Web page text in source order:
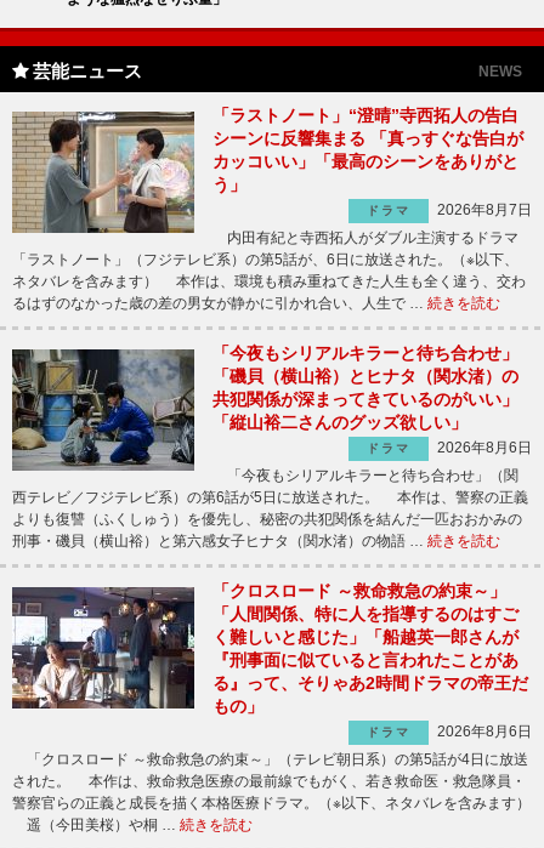
芸能ニュース NEWS
「ラストノート」“澄晴”寺西拓人の告白
シーンに反響集まる 「真っすぐな告白が
カッコいい」「最高のシーンをありがと
う」
ドラマ
2026年8月7日
内田有紀と寺西拓人がダブル主演するドラマ
「ラストノート」（フジテレビ系）の第5話が、6日に放送された。（※以下、
ネタバレを含みます） 本作は、環境も積み重ねてきた人生も全く違う、交わ
るはずのなかった歳の差の男女が静かに引かれ合い、人生で … 続きを読む
「今夜もシリアルキラーと待ち合わせ」
「磯貝（横山裕）とヒナタ（関水渚）の
共犯関係が深まってきているのがいい」
「縦山裕二さんのグッズ欲しい」
ドラマ
2026年8月6日
「今夜もシリアルキラーと待ち合わせ」（関
西テレビ／フジテレビ系）の第6話が5日に放送された。 本作は、警察の正義
よりも復讐（ふくしゅう）を優先し、秘密の共犯関係を結んだ一匹おおかみの
刑事・磯貝（横山裕）と第六感女子ヒナタ（関水渚）の物語 … 続きを読む
「クロスロード ～救命救急の約束～」
「人間関係、特に人を指導するのはすご
く難しいと感じた」「船越英一郎さんが
『刑事面に似ていると言われたことがあ
る』って、そりゃあ2時間ドラマの帝王だ
もの」
ドラマ
2026年8月6日
「クロスロード ～救命救急の約束～」（テレビ朝日系）の第5話が4日に放送
された。 本作は、救命救急医療の最前線でもがく、若き救命医・救急隊員・
警察官らの正義と成長を描く本格医療ドラマ。（※以下、ネタバレを含みます）
遥（今田美桜）や桐 … 続きを読む